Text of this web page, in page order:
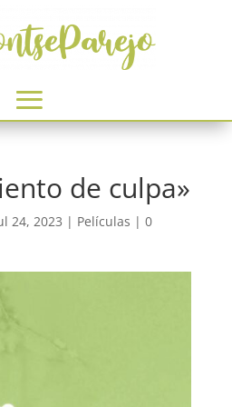
de culpa»
24, 2023 | Películas | 0